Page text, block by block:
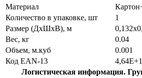
Материал
Количество в упаковке, шт
1
Размер (ДхШхВ), м
Вес, кг
0.04
Объем, м.куб
0.001
Код EAN-13
Логистическая информация.